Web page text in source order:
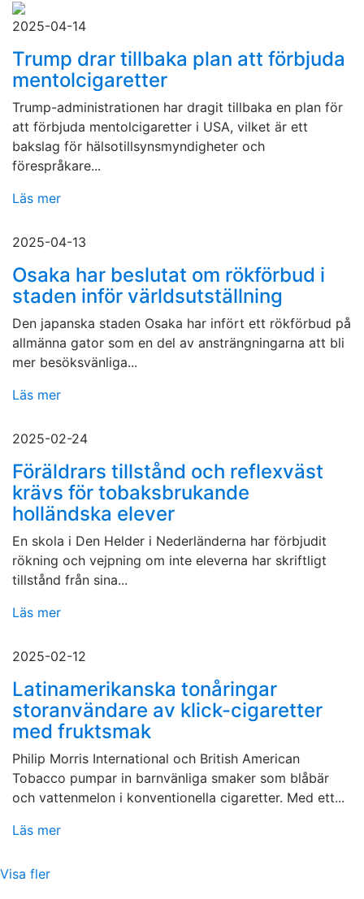
2025-04-14
Trump drar tillbaka plan att förbjuda
mentolcigaretter
Trump-administrationen har dragit tillbaka en plan för
att förbjuda mentolcigaretter i USA, vilket är ett
bakslag för hälsotillsynsmyndigheter och
förespråkare...
Läs mer
2025-04-13
Osaka har beslutat om rökförbud i
staden inför världsutställning
Den japanska staden Osaka har infört ett rökförbud på
allmänna gator som en del av ansträngningarna att bli
mer besöksvänliga...
Läs mer
2025-02-24
Föräldrars tillstånd och reflexväst
krävs för tobaksbrukande
holländska elever
En skola i Den Helder i Nederländerna har förbjudit
rökning och vejpning om inte eleverna har skriftligt
tillstånd från sina...
Läs mer
2025-02-12
Latinamerikanska tonåringar
storanvändare av klick-cigaretter
med fruktsmak
Philip Morris International och British American
Tobacco pumpar in barnvänliga smaker som blåbär
och vattenmelon i konventionella cigaretter. Med ett...
Läs mer
Visa fler